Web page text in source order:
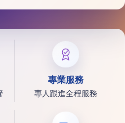
專業服務
專人跟進全程服務